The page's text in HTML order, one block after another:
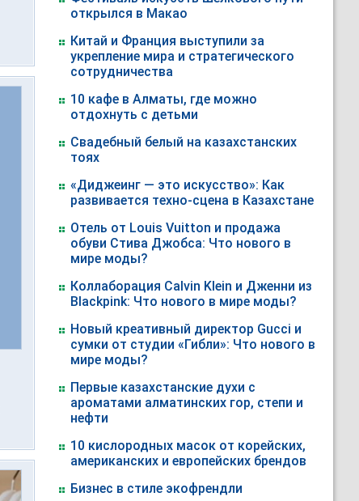
открылся в Макао
Китай и Франция выступили за
укрепление мира и стратегического
сотрудничества
10 кафе в Алматы, где можно
отдохнуть с детьми
Свадебный белый на казахстанских
тоях
«Диджеинг — это искусство»: Как
развивается техно-сцена в Казахстане
Отель от Louis Vuitton и продажа
обуви Стива Джобса: Что нового в
мире моды?
Коллаборация Calvin Klein и Дженни из
Blackpink: Что нового в мире моды?
Новый креативный директор Gucci и
сумки от студии «Гибли»: Что нового в
мире моды?
Первые казахстанские духи с
ароматами алматинских гор, степи и
нефти
10 кислородных масок от корейских,
американских и европейских брендов
Бизнес в стиле экофрендли